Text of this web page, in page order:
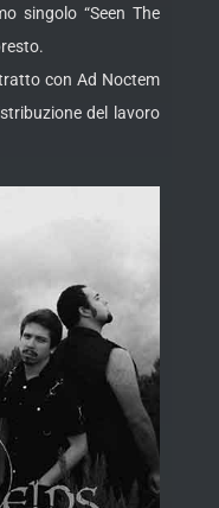
singolo “Seen The
con Ad Noctem
del lavoro